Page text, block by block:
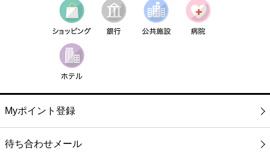
Myポイント登録
待ち合わせメール